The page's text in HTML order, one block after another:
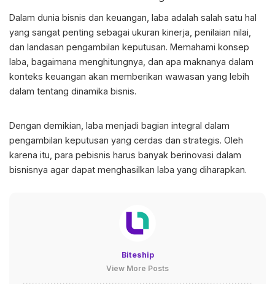
Dalam dunia bisnis dan keuangan, laba adalah salah satu hal
yang sangat penting sebagai ukuran kinerja, penilaian nilai,
dan landasan pengambilan keputusan. Memahami konsep
laba, bagaimana menghitungnya, dan apa maknanya dalam
konteks keuangan akan memberikan wawasan yang lebih
dalam tentang dinamika bisnis.
Dengan demikian, laba menjadi bagian integral dalam
pengambilan keputusan yang cerdas dan strategis. Oleh
karena itu, para pebisnis harus banyak berinovasi dalam
bisnisnya agar dapat menghasilkan laba yang diharapkan.
Biteship
View More Posts